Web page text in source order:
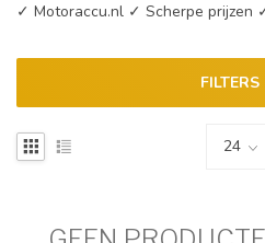
✓ Motoraccu.nl ✓ Scherpe prijzen
FILTERS